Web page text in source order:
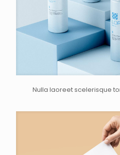
Nulla laoreet scelerisque